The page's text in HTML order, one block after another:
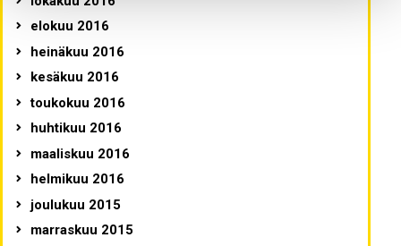
elokuu 2016
heinäkuu 2016
kesäkuu 2016
toukokuu 2016
huhtikuu 2016
maaliskuu 2016
helmikuu 2016
joulukuu 2015
marraskuu 2015